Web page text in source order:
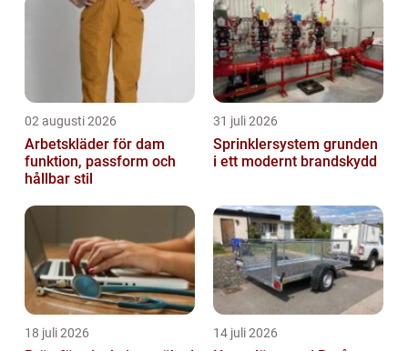
02 augusti 2026
Arbetskläder för dam
funktion, passform och
hållbar stil
31 juli 2026
Sprinklersystem grunden
i ett modernt brandskydd
18 juli 2026 14 juli 2026